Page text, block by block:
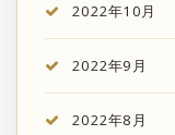
2022年10月
2022年9月
2022年8月